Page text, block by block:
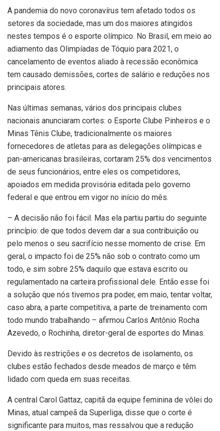
A pandemia do novo coronavírus tem afetado todos os
setores da sociedade, mas um dos maiores atingidos
nestes tempos é o esporte olímpico. No Brasil, em meio ao
adiamento das Olimpíadas de Tóquio para 2021, o
cancelamento de eventos aliado à recessão econômica
tem causado demissões, cortes de salário e reduções nos
principais atores.
Nas últimas semanas, vários dos principais clubes
nacionais anunciaram cortes: o Esporte Clube Pinheiros e o
Minas Tênis Clube, tradicionalmente os maiores
fornecedores de atletas para as delegações olímpicas e
pan-americanas brasileiras, cortaram 25% dos vencimentos
de seus funcionários, entre eles os competidores,
apoiados em medida provisória editada pelo governo
federal e que entrou em vigor no início do mês.
– A decisão não foi fácil. Mas ela partiu partiu do seguinte
princípio: de que todos devem dar a sua contribuição ou
pelo menos o seu sacrifício nesse momento de crise. Em
geral, o impacto foi de 25% não sob o contrato como um
todo, e sim sobre 25% daquilo que estava escrito ou
regulamentado na carteira profissional dele. Então esse foi
a solução que nós tivemos pra poder, em maio, tentar voltar,
caso abra, a parte competitiva, a parte de treinamento com
todo mundo trabalhando – afirmou Carlos Antônio Rocha
Azevedo, o Rochinha, diretor-geral de esportes do Minas.
Devido às restrições e os decretos de isolamento, os
clubes estão fechados desde meados de março e têm
lidado com queda em suas receitas.
A central Carol Gattaz, capitã da equipe feminina de vôlei do
Minas, atual campeã da Superliga, disse que o corte é
significante para muitos, mas ressalvou que a redução